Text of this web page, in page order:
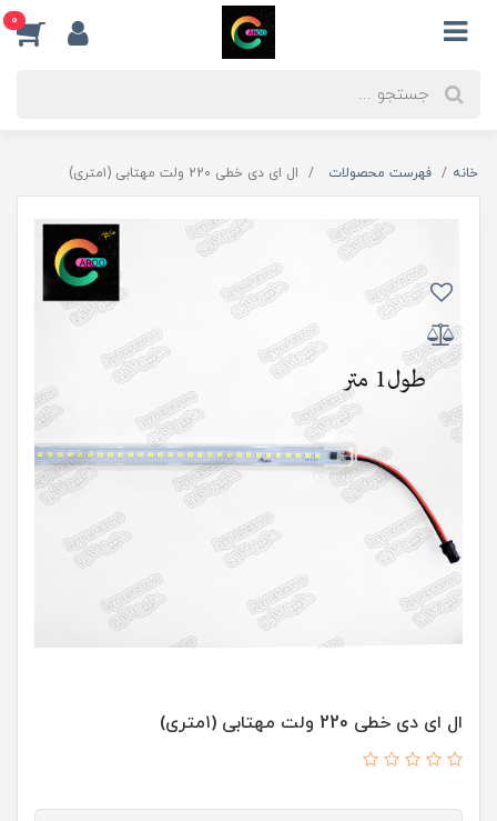
0
خانه فهرست محصولات ال ای دی خطی 220 ولت مهتابی (۱متری)
ال ای دی خطی 220 ولت مهتابی (۱متری)